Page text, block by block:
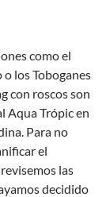
como el
o los Toboganes
con roscos son
Aqua Trópic en
Para no
el
las
decidido